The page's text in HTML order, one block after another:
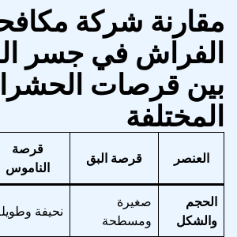
مقارنة شركة
الفراش في جسر
بين قرصات
المختلفة
العنصر قرصة البق
قرصة
الناموس
الحجم
والشكل
صغيرة
ومسطحة
نحيفة